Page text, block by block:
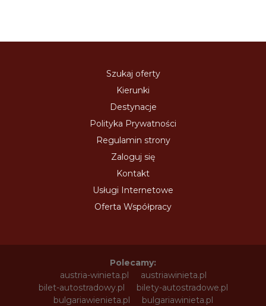
Szukaj oferty
Kierunki
Destynacje
Polityka Prywatności
Regulamin strony
Zaloguj się
Kontakt
Usługi Internetowe
Oferta Współpracy
Polecamy:
austria-winieta.pl
austriawinieta.pl
bilet-autostradowy.pl
bilety-autostradowe.pl
bulgariawienieta.pl
bulgariawinieta.pl